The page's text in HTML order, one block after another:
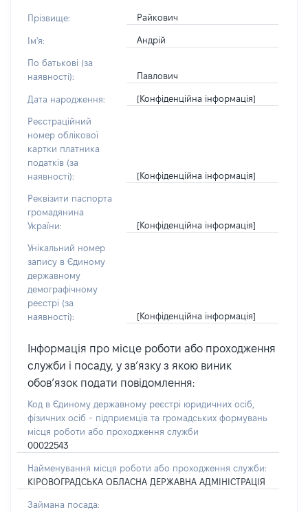
Прізвище: Райкович
Ім'я: Андрій
По батькові (за
наявності):
Павлович
Дата народження: [Конфіденційна інформація]
Реєстраційний
номер облікової
картки платника
податків (за
наявності):
[Конфіденційна інформація]
Реквізити паспорта
громадянина
України:
[Конфіденційна інформація]
Унікальний номер
запису в Єдиному
державному
демографічному
реєстрі (за
наявності):
[Конфіденційна інформація]
Інформація про місце роботи або проходження
служби і посаду, у зв’язку з якою виник
обов’язок подати повідомлення:
Код в Єдиному державному реєстрі юридичних осіб,
фізичних осіб - підприємців та громадських формувань
місця роботи або проходження служби
00022543
Найменування місця роботи або проходження служби:
КІРОВОГРАДСЬКА ОБЛАСНА ДЕРЖАВНА АДМІНІСТРАЦІЯ
Займана посада: